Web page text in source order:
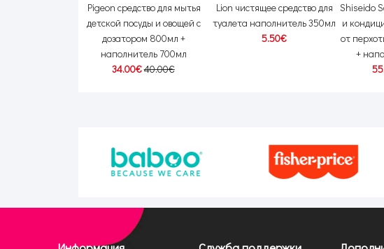
Pigeon средство для мытья
детской посуды и овощей с
дозатором 800мл +
наполнитель 700мл
34.00€40.00€
Lion чистящее средство для
туалета наполнитель 350мл
5.50€
Shiseido
и
от
+